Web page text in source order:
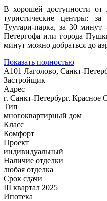
В хорошей доступности от
туристические центры:
Туутари-парка, за 30
Петергофа или города
минут можно добраться до
Показать полностью
А101 Лаголово, Санкт-
Застройщик
Адрес
г. Санкт-Петербург, Красное
Тип
многоквартирный дом
Класс
Комфорт
Проект
индивидуальный
Наличие отделки
любая отделка
Срок сдачи
III квартал 2025
Ипотека